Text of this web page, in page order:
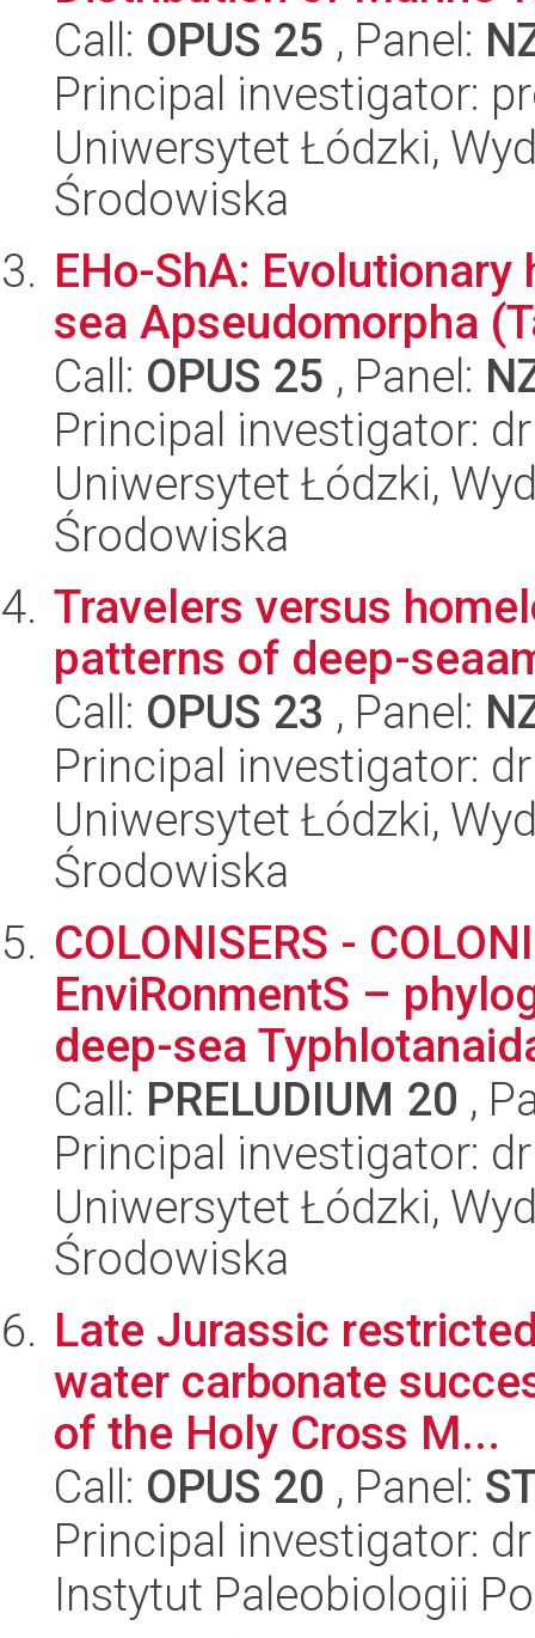
Call: OPUS 25 , Panel:
Principal investigator:
Uniwersytet Łódzki,
Środowiska
EHo-ShA:
sea Apseudomorpha
Call: OPUS 25 , Panel:
Principal investigator:
Uniwersytet Łódzki,
Środowiska
Travelers versus
patterns of deep-
Call: OPUS 23 , Panel:
Principal investigator:
Uniwersytet Łódzki,
Środowiska
COLONISERS -
EnviRonmentS –
deep-sea
Call: PRELUDIUM 20 ,
Principal investigator:
Uniwersytet Łódzki,
Środowiska
Late Jurassic
water carbonate
of the Holy Cross M...
Call: OPUS 20 , Panel:
Principal investigator:
Instytut Paleobiologii